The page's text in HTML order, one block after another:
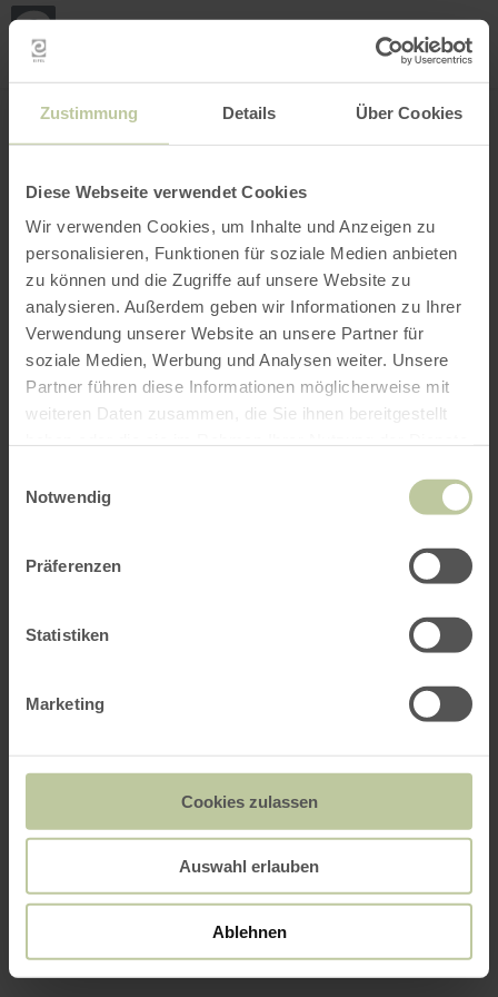
Zustimmung Details Über Cookies
Diese Webseite verwendet Cookies
Wir verwenden Cookies, um Inhalte und Anzeigen zu
personalisieren, Funktionen für soziale Medien anbieten
zu können und die Zugriffe auf unsere Website zu
analysieren. Außerdem geben wir Informationen zu Ihrer
Verwendung unserer Website an unsere Partner für
soziale Medien, Werbung und Analysen weiter. Unsere
Partner führen diese Informationen möglicherweise mit
weiteren Daten zusammen, die Sie ihnen bereitgestellt
Notwendig
Präferenzen
Statistiken
Marketing
Cookies zulassen
Auswahl erlauben
Ablehnen
INTERACTIVE MAP
my
Open filter